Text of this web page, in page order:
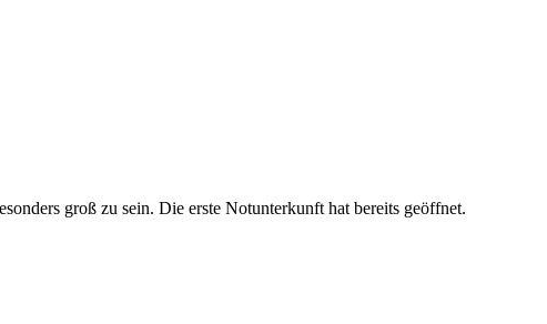
groß zu sein. Die erste Notunterkunft hat bereits geöffnet.